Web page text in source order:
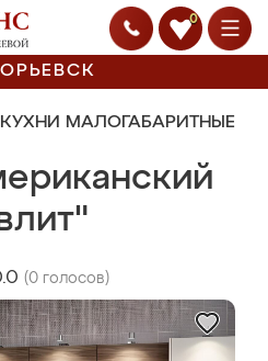
0
КУХНИ МАЛОГАБАРИТНЫЕ
(0 голосов)